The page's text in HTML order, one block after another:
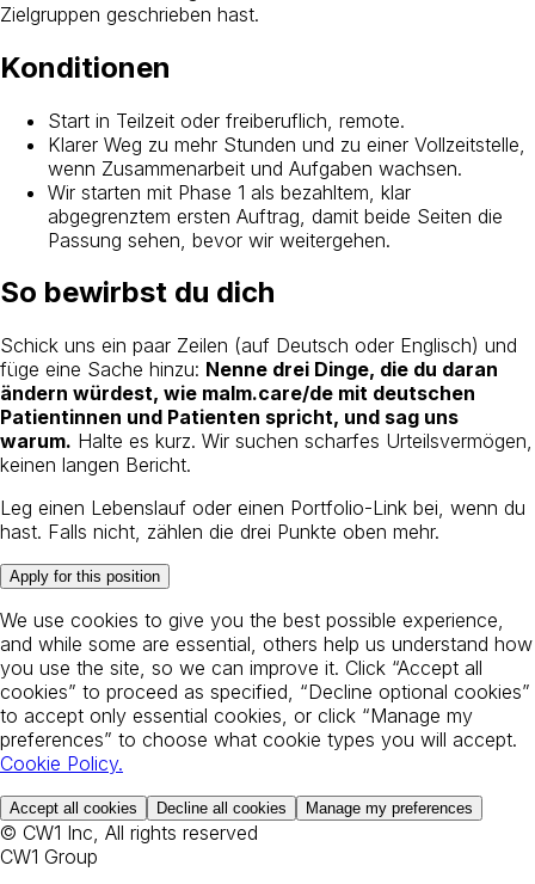
Zielgruppen geschrieben hast.
Konditionen
Start in Teilzeit oder freiberuflich, remote.
Klarer Weg zu mehr Stunden und zu einer Vollzeitstelle,
wenn Zusammenarbeit und Aufgaben wachsen.
Wir starten mit Phase 1 als bezahltem, klar
abgegrenztem ersten Auftrag, damit beide Seiten die
Passung sehen, bevor wir weitergehen.
So bewirbst du dich
Schick uns ein paar Zeilen (auf Deutsch oder Englisch) und
füge eine Sache hinzu: Nenne drei Dinge, die du daran
ändern würdest, wie malm.care/de mit deutschen
Patientinnen und Patienten spricht, und sag uns
warum. Halte es kurz. Wir suchen scharfes Urteilsvermögen,
keinen langen Bericht.
Leg einen Lebenslauf oder einen Portfolio-Link bei, wenn du
hast. Falls nicht, zählen die drei Punkte oben mehr.
Apply for this position
We use cookies to give you the best possible experience,
and while some are essential, others help us understand how
you use the site, so we can improve it. Click “Accept all
cookies” to proceed as specified, “Decline optional cookies”
to accept only essential cookies, or click “Manage my
preferences” to choose what cookie types you will accept.
Cookie Policy.
Accept all cookies Decline all cookies Manage my preferences
© CW1 Inc, All rights reserved
CW1 Group